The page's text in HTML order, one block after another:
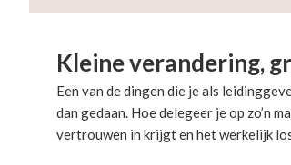
Kleine verandering,
Een van de dingen die je als
dan gedaan. Hoe delegeer je op zo’n
vertrouwen in krijgt en het werkelijk